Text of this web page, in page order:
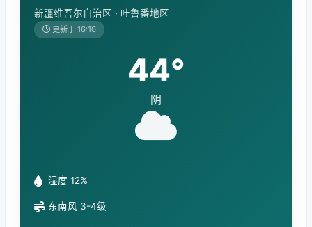
新疆维吾尔自治区 · 吐鲁番地区
更新于 16:10
44°
阴
湿度 12%
东南风 3-4级